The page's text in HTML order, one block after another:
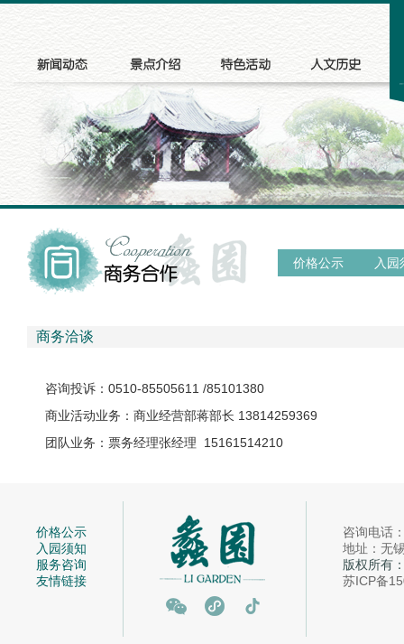
价格公示 入园
商务洽谈
咨询投诉：0510-85505611 /85101380
商业活动业务：商业经营部蒋部长 13814259369
团队业务：票务经理张经理 15161514210
价格公示
入园须知
服务咨询
友情链接
咨询电话
地址：无
版权所有
苏ICP备